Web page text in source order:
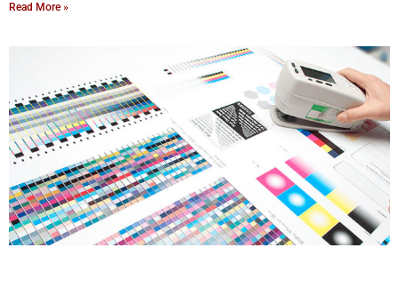
Read More »